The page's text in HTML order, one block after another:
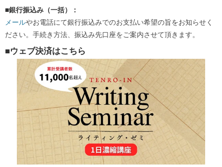
■銀行振込み（一括）：
メールやお電話にて銀行振込みでのお支払い希望の旨をお知らせく
ださい。手続き方法、振込み先口座をご案内させて頂きます。
■ウェブ決済はこちら